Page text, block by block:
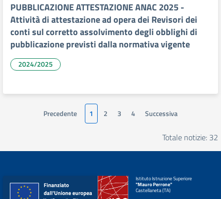
PUBBLICAZIONE ATTESTAZIONE ANAC 2025 -
Attività di attestazione ad opera dei Revisori dei
conti sul corretto assolvimento degli obblighi di
pubblicazione previsti dalla normativa vigente
2024/2025
Precedente 1 2 3 4 Successiva
Totale notizie: 32
Istituto Istruzione Superiore
"Mauro Perrone"
Castellaneta (TA)